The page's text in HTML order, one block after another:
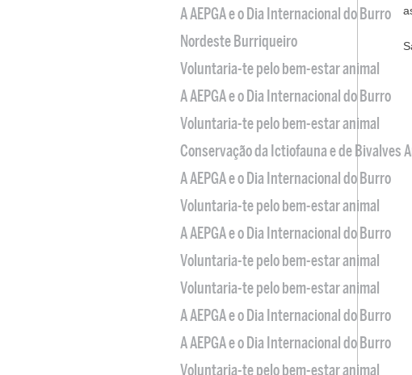
A AEPGA e o Dia Internacional do Burro
Nordeste Burriqueiro
Voluntaria-te pelo bem-estar animal
A AEPGA e o Dia Internacional do Burro
Voluntaria-te pelo bem-estar animal
Conservação da Ictiofauna e de Bivalves
A AEPGA e o Dia Internacional do Burro
Voluntaria-te pelo bem-estar animal
A AEPGA e o Dia Internacional do Burro
Voluntaria-te pelo bem-estar animal
Voluntaria-te pelo bem-estar animal
A AEPGA e o Dia Internacional do Burro
A AEPGA e o Dia Internacional do Burro
Voluntaria-te pelo bem-estar animal